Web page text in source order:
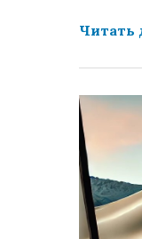
Читать